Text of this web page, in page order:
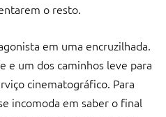
o resto.
em uma encruzilhada.
e um dos caminhos leve para
cinematográfico. Para
incomoda em saber o final